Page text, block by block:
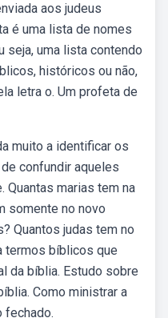
aos judeus
é uma lista de nomes
seja, uma lista contendo
históricos ou não,
letra o. Um profeta de
muito a identificar os
confundir aqueles
Quantas marias tem na
somente no novo
Quantos judas tem no
termos bíblicos que
da bíblia. Estudo sobre
Como ministrar a
fechado.